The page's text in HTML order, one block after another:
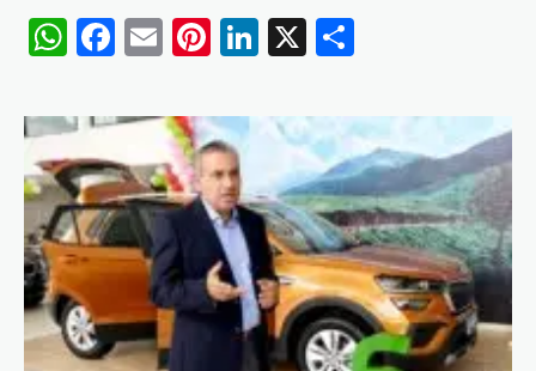
WhatsApp
Facebook
EmailPinterest
LinkedIn
X